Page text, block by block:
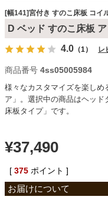
ダイニングテー
椅子・チェア
食器棚・キッチ
収納家具
[幅141]宮付き すのこ床板 コイ
D ベッド すのこ床板
4.0 （1） レ
商品番号 4ss05005984
様々なカスタマイズを楽しめ
ア」。選択中の商品はヘッド
床板タイプ」です。
¥37,490
[ 375 ポイント ]